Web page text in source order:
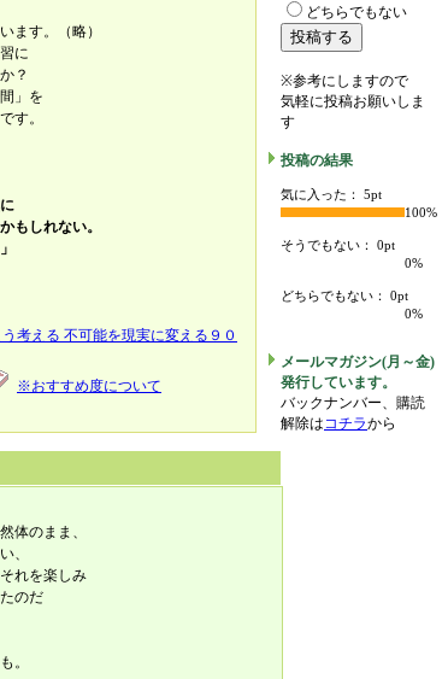
ます。（略）
に
？
」を
す。
もしれない。
考える 不可能を現実に変える９０
※おすすめ度について
体のまま、
、
れを楽しみ
のだ
。
どちらでもない
※参考にしますので
気軽に投稿お願いしま
す
投稿の結果
気に入った： 5pt
100%
そうでもない： 0pt
0%
どちらでもない： 0pt
0%
メールマガジン(月～金)
発行しています。
バックナンバー、購読
解除はコチラから